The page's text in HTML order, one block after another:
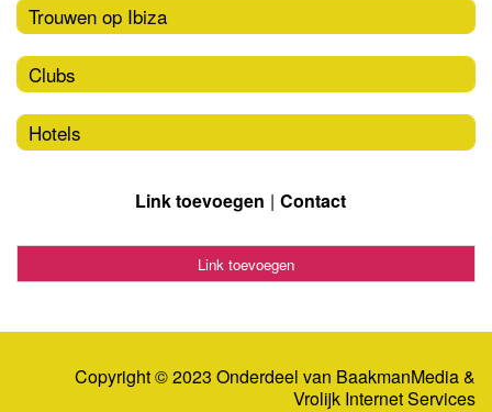
Trouwen op Ibiza
Clubs
Hotels
Link toevoegen Contact
Link toevoegen
Copyright © 2023 Onderdeel van BaakmanMedia&
Vrolijk Internet Services